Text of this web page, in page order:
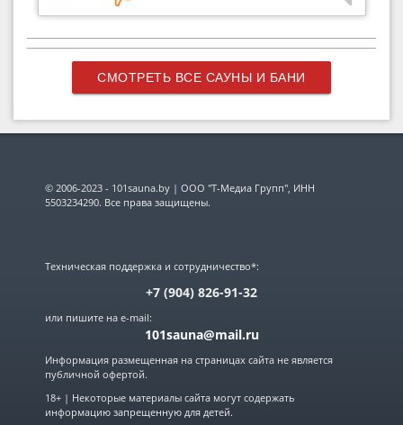
СМОТРЕТЬ ВСЕ САУНЫ И БАНИ
© 2006-2023 - 101sauna.by | ООО "Т-Медиа Групп", ИНН
5503234290. Все права защищены.
Техническая поддержка и сотрудничество*:
+7 (904) 826-91-32
или пишите на e-mail:
101sauna@mail.ru
Информация размещенная на страницах сайта не является
публичной офертой.
18+ | Некоторые материалы сайта могут содержать
информацию запрещенную для детей.